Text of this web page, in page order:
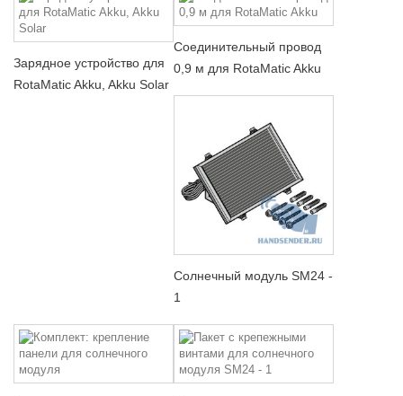
Зарядное устройство для
RotaMatic Akku, Akku Solar
Соединительный провод
0,9 м для RotaMatic Akku
Солнечный модуль SM24 -
1